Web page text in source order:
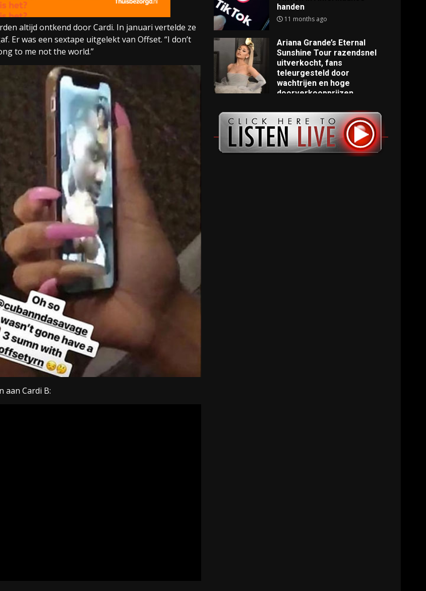
altijd ontkend door Cardi. In januari vertelde ze
Er was een sextape uitgelekt van Offset. “I don’t
to me not the world.”
aan Cardi B:
handen
11 months ago
Ariana Grande’s Eternal
Sunshine Tour razendsnel
uitverkocht, fans
teleurgesteld door
wachtrijen en hoge
doorverkoopprijzen